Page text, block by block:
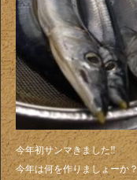
今年初サンマきました‼️
今年は何を作りましょーか？